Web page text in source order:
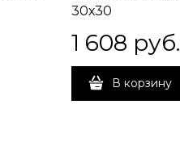
30х30
1 608 руб.
В корзину